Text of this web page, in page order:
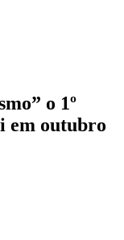
o 1º
em outubro